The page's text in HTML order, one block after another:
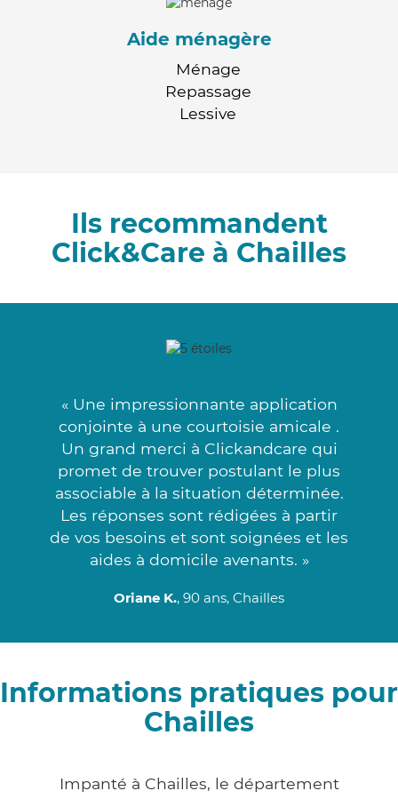
Aide ménagère
Ménage
Repassage
Lessive
Ils recommandent
Click&Care à Chailles
« Une impressionnante application
conjointe à une courtoisie amicale .
Un grand merci à Clickandcare qui
promet de trouver postulant le plus
associable à la situation déterminée.
Les réponses sont rédigées à partir
de vos besoins et sont soignées et les
aides à domicile avenants. »
Oriane K., 90 ans, Chailles
Informations pratiques pour
Chailles
Impanté à Chailles, le département